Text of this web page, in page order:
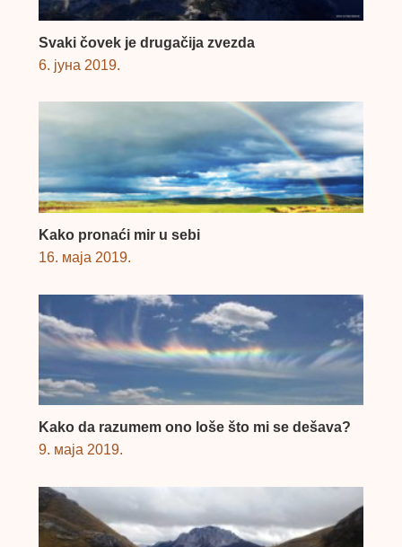
Svaki čovek je drugačija zvezda
6. јуна 2019.
Kako pronaći mir u sebi
16. маја 2019.
Kako da razumem ono loše što mi se dešava?
9. маја 2019.